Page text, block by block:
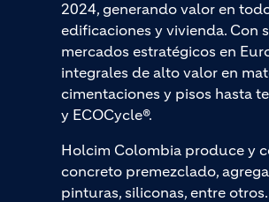
2024, generando valor en
edificaciones y vivienda. Con
mercados estratégicos en
integrales de alto valor en
cimentaciones y pisos hasta
y ECOCycle®.
Holcim Colombia produce y
concreto premezclado,
pinturas, siliconas, entre